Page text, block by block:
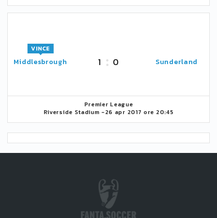
Middlesbrough
VINCE
1 0 Sunderland
Premier League
Riverside Stadium -26 apr 2017 ore 20:45